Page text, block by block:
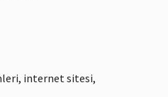
internet sitesi,